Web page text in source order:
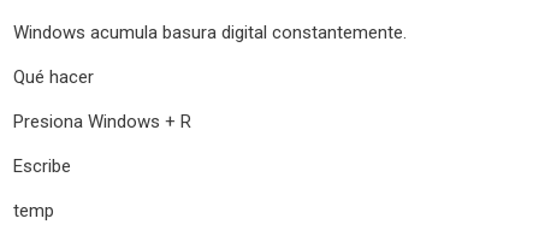
Windows acumula basura digital constantemente.
Qué hacer
Presiona Windows + R
Escribe
temp